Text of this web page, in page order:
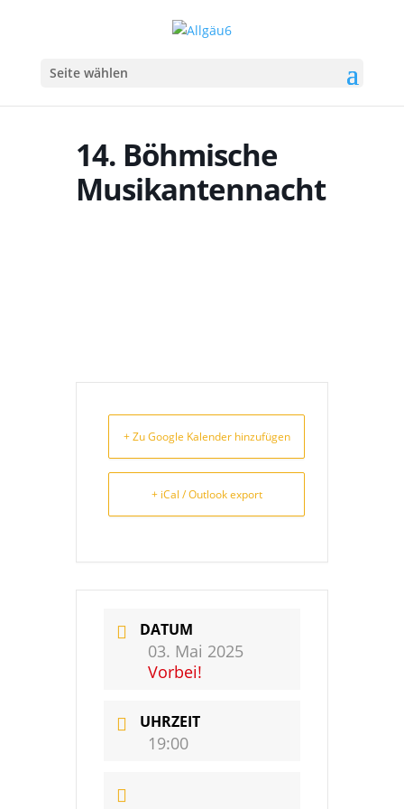
Seite wählen
14. Böhmische
Musikantennacht
+ Zu Google Kalender hinzufügen
+ iCal / Outlook export
DATUM
03. Mai 2025
Vorbei!
UHRZEIT
19:00